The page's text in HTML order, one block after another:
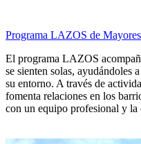
Programa LAZOS de Mayores
El programa LAZOS
se sienten solas, ayudándoles
su entorno. A través de
fomenta relaciones en los
con un equipo profesional y